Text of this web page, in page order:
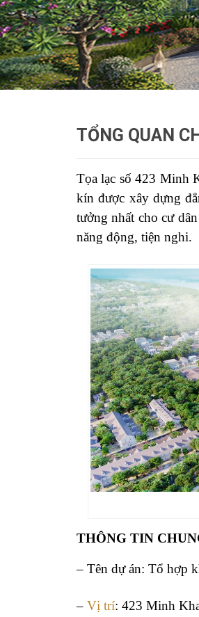
TỔNG QUAN
Tọa lạc số 423 Minh
kín được xây dựng
tưởng nhất cho cư
năng động, tiện nghi.
THÔNG TIN
– Tên dự án: Tổ hợp
– Vị trí: 423 Minh